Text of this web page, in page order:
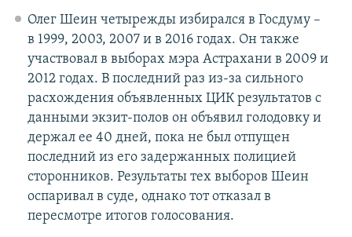
Олег Шеин четырежды избирался в Госдуму –
в 1999, 2003, 2007 и в 2016 годах. Он также
участвовал в выборах мэра Астрахани в 2009 и
2012 годах. В последний раз из-за сильного
расхождения объявленных ЦИК результатов с
данными экзит-полов он объявил голодовку и
держал ее 40 дней, пока не был отпущен
последний из его задержанных полицией
сторонников. Результаты тех выборов Шеин
оспаривал в суде, однако тот отказал в
пересмотре итогов голосования.